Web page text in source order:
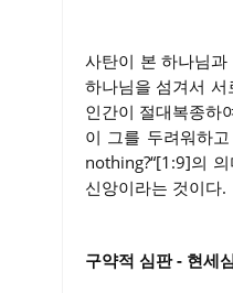
사탄이 본 하나님
하나님을 섬겨서
인간이 절대복종하
이 그를 두려워하
nothing?“[1:9]의
신앙이라는 것이다.
구약적 심판 - 현세